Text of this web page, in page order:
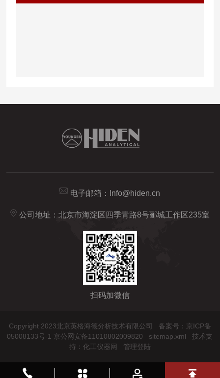
电子邮箱： Info@hiden.cn
公司地址：北京市海淀区四季青路8号郦城工作区235室
扫码加微信
Copyright 2023北京英格海德分析技术有限公司 备案号：京ICP备
05008133号-1 京公网安备11010802009820
sitemap.xml 技术支
持： 化工仪器网 管理登陆